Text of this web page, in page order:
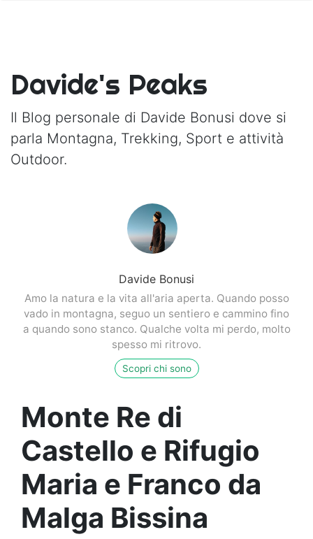
Davide's Peaks
Il Blog personale di Davide Bonusi dove si
parla Montagna, Trekking, Sport e attività
Outdoor.
Davide Bonusi
Amo la natura e la vita all'aria aperta. Quando posso
vado in montagna, seguo un sentiero e cammino fino
a quando sono stanco. Qualche volta mi perdo, molto
spesso mi ritrovo.
Scopri chi sono
Monte Re di
Castello e Rifugio
Maria e Franco da
Malga Bissina